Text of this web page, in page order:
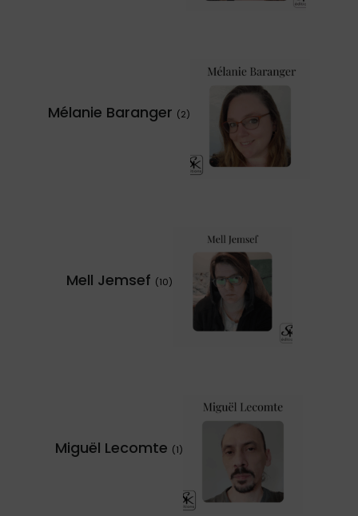
Mélanie Baranger (2)
Mell Jemsef (10)
Miguël Lecomte (1)